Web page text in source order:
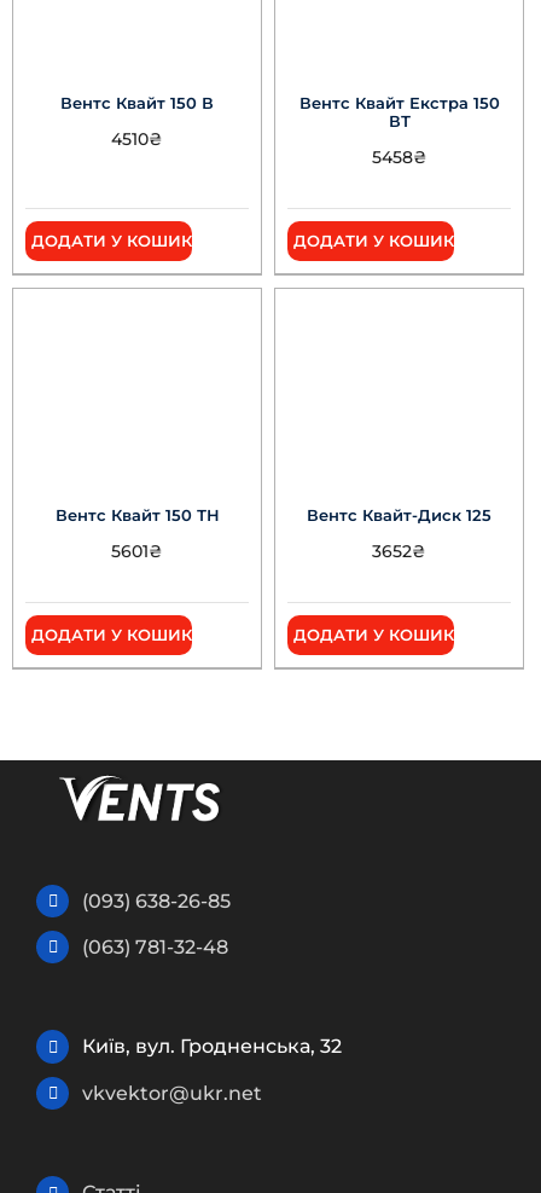
Вентс Квайт 150 В
4510₴
ДОДАТИ У КОШИК
Вентс Квайт Екстра 150
ВТ
5458₴
ДОДАТИ У КОШИК
Вентс Квайт 150 ТН
5601₴
ДОДАТИ У КОШИК
Вентс Квайт-Диск 125
3652₴
ДОДАТИ У КОШИК
(093) 638-26-85
(063) 781-32-48
Київ, вул. Гродненська, 32
vkvektor@ukr.net